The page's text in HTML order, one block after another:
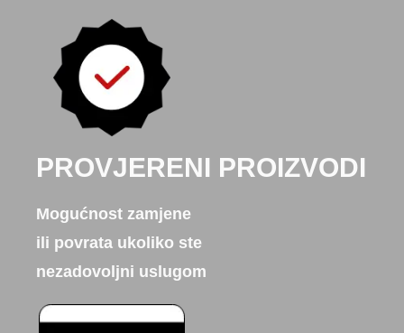
PROVJERENI PROIZVODI
Mogućnost zamjene
ili povrata ukoliko ste
nezadovoljni uslugom